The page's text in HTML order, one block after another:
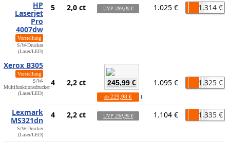
HP
Laserjet
Pro
4007dw
Vorstellung
S/W-Drucker
(Laser/LED)
5 2,0 ct UVP 289,00 € 1.025 € 1.314 €
Xerox B305
Vorstellung
S/W-
Multifunktionsdrucker
(Laser/LED)
4 2,2 ct 245,99 €
ab 229,98 € 1
1.095 € 1.325 €
Lexmark
MS321dn
S/W-Drucker
(Laser/LED)
4 2,2 ct UVP 230,90 € 1.104 € 1.335 €